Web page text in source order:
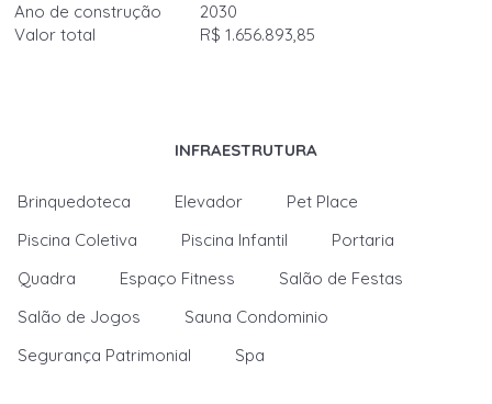
Ano de construção
2030
Valor total
R$ 1.656.893,85
INFRAESTRUTURA
Brinquedoteca Elevador
Pet Place
Piscina Coletiva
Piscina Infantil
Portaria
Quadra
Espaço Fitness
Salão de Festas
Salão de Jogos
Sauna Condominio
Segurança Patrimonial
Spa